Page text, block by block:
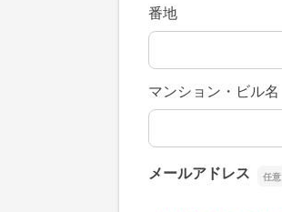
番地
マンション・ビル名
メールアドレス